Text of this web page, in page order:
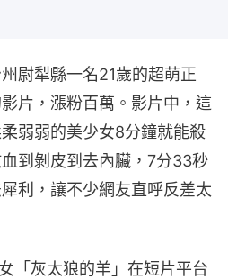
尉犁縣一名21歲的超萌正
片，漲粉百萬。影片中，這
弱弱的美少女8分鐘就能殺
到剝皮到去內臟，7分33秒
利，讓不少網友直呼反差太
「灰太狼的羊」在短片平台